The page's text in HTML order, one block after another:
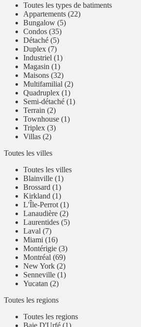
Toutes les types de batiments
Appartements (22)
Bungalow (5)
Condos (35)
Détaché (5)
Duplex (7)
Industriel (1)
Magasin (1)
Maisons (32)
Multifamilial (2)
Quadruplex (1)
Semi-détaché (1)
Terrain (2)
Townhouse (1)
Triplex (3)
Villas (2)
Toutes les villes
Toutes les villes
Blainville (1)
Brossard (1)
Kirkland (1)
L'Île-Perrot (1)
Lanaudière (2)
Laurentides (5)
Laval (7)
Miami (16)
Montérigie (3)
Montréal (69)
New York (2)
Senneville (1)
Yucatan (2)
Toutes les regions
Toutes les regions
Baie D'Urfé (1)